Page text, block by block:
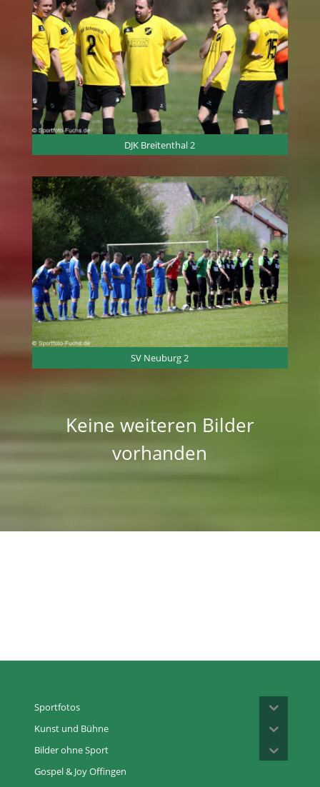
DJK Breitenthal 2
SV Neuburg 2
Keine weiteren Bilder
vorhanden
Sportfotos
Kunst und Bühne
Bilder ohne Sport
Gospel & Joy Offingen